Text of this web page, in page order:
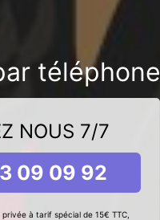
téléphone
NOUS 7/7
09 09 92
à tarif spécial de 15€ TTC,